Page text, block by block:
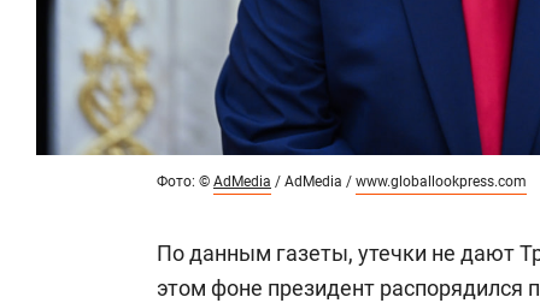
Фото: © AdMedia / AdMedia / www.globallookpress.com
По данным газеты, утечки не дают
этом фоне президент распорядился